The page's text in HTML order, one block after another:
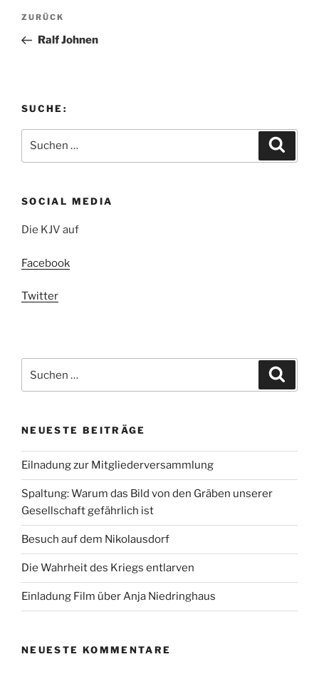
Beitragsnavigation
Vorheriger
Beitrag
ZURÜCK
Ralf Johnen
SUCHE:
nach:
SOCIAL MEDIA
Die KJV auf
Facebook
Twitter
nach:
NEUESTE BEITRÄGE
Eilnadung zur Mitgliederversammlung
Spaltung: Warum das Bild von den Gräben unserer
Gesellschaft gefährlich ist
Besuch auf dem Nikolausdorf
Die Wahrheit des Kriegs entlarven
Einladung Film über Anja Niedringhaus
NEUESTE KOMMENTARE